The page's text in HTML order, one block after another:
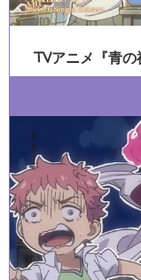
TVアニメ『青の